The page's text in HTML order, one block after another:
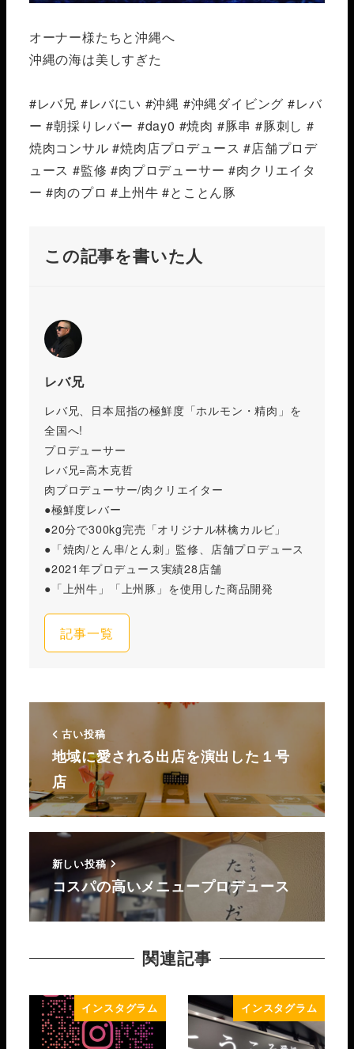
オーナー様たちと沖縄へ️
沖縄の海は美しすぎた
#レバ兄 #レバにい #沖縄 #沖縄ダイビング #レバ
ー #朝採りレバー #day0 #焼肉 #豚串 #豚刺し #
焼肉コンサル #焼肉店プロデュース #店舗プロデ
ュース #監修 #肉プロデューサー #肉クリエイタ
ー #肉のプロ #上州牛 #とことん豚
この記事を書いた人
レバ兄
レバ兄、日本屈指の極鮮度「ホルモン・精肉」を
全国へ!
プロデューサー
レバ兄=高木克哲
肉プロデューサー/肉クリエイター
●極鮮度レバー
●20分で300kg完売「オリジナル林檎カルビ」
●「焼肉/とん串/とん刺」監修、店舗プロデュース
●2021年プロデュース実績28店舗
●「上州牛」「上州豚」を使用した商品開発
記事一覧
古い投稿
地域に愛される出店を演出した１号
店
新しい投稿
コスパの高いメニュープロデュース
関連記事
インスタグラム インスタグラム